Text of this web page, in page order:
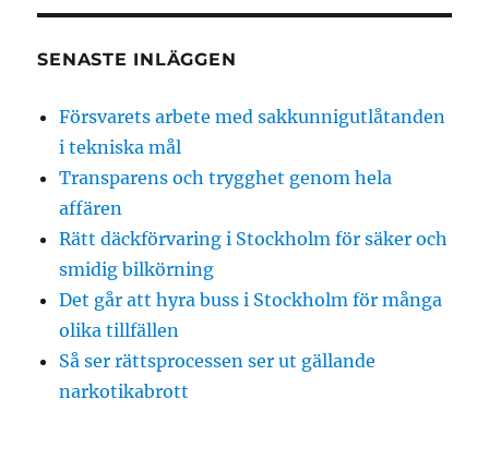
SENASTE INLÄGGEN
Försvarets arbete med sakkunnigutlåtanden
i tekniska mål
Transparens och trygghet genom hela
affären
Rätt däckförvaring i Stockholm för säker och
smidig bilkörning
Det går att hyra buss i Stockholm för många
olika tillfällen
Så ser rättsprocessen ser ut gällande
narkotikabrott